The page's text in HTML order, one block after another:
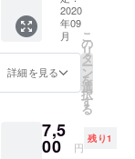
2020
年09
月
詳細を見る
こ
の
リ
タ
ー
ン
を
選
択
す
る
7,5
00 円
残り1